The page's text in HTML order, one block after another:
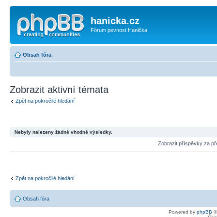
hanicka.cz
Fórum pevnost Hanička
Obsah fóra
Zobrazit aktivní témata
Zpět na pokročilé hledání
Nebyly nalezeny žádné vhodné výsledky.
Zobrazit příspěvky za
Zpět na pokročilé hledání
Obsah fóra
Powered by phpBB